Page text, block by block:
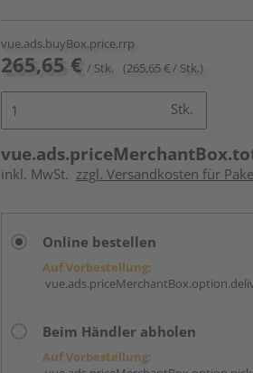
vue.ads.buyBox.price.rrp
265,65 € / Stk. (265,65 € / Stk.)
Stk.
inkl. MwSt. zzgl. Versandkosten für
Online bestellen
Auf Vorbestellung:
Beim Händler abholen
Auf Vorbestellung: